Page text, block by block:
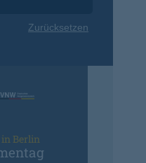
Zurücksetzen
in Berlin